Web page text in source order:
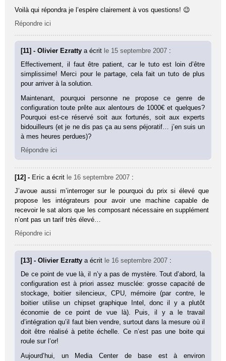
Voilà qui répondra je l’espère clairement à vos questions! 😉
Répondre ici
[11] - Olivier Ezrattya écrit le 15 septembre 2007 :
Effectivement, il faut être patient, car le tuto est loin d’être
simplissime! Merci pour le partage, cela fait un tuto de plus
pour arriver à la solution.
Maintenant, pourquoi personne ne propose ce genre de
configuration toute prête aux alentours de 1000€ et quelques?
Pourquoi est-ce réservé soit aux fortunés, soit aux experts
bidouilleurs (et je ne dis pas ça au sens péjoratif… j’en suis un
à mes heures perdues)?
Répondre ici
[12] - Eric a écrit le 16 septembre 2007 :
J’avoue aussi m’interroger sur le pourquoi du prix si élevé que
propose les intégrateurs pour avoir une machine capable de
recevoir le sat alors que les composant nécessaire en supplément
n’ont pas un tarif très élevé…
Répondre ici
[13] - Olivier Ezrattya écrit le 16 septembre 2007 :
De ce point de vue là, il n’y a pas de mystère. Tout d’abord, la
configuration est à priori assez musclée: grosse capacité de
stockage, boitier silencieux, CPU, mémoire (par contre, le
boitier utilise un chipset graphique Intel, donc il y a plutôt
économie de ce point de vue là). Puis, il y a le travail
d’intégration qu’il faut bien vendre, surtout dans la mesure où il
doit être réalisé à petite échelle. Ce n’est pas une boite qui
roule sur l’or!
Aujourd’hui, un Media Center de base est à environ